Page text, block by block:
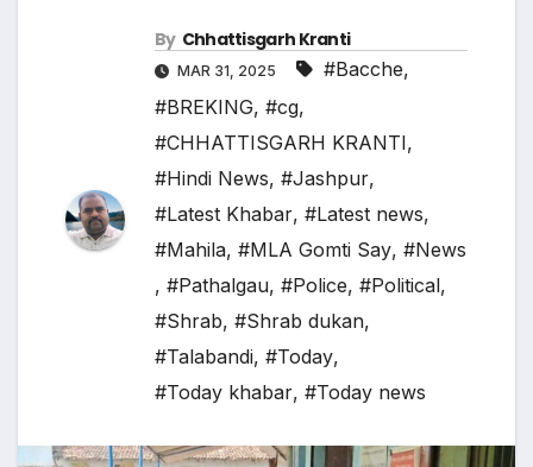
By Chhattisgarh Kranti
MAR 31, 2025 #Bacche,
#BREKING, #cg,
#CHHATTISGARH KRANTI,
#Hindi News, #Jashpur,
#Latest Khabar, #Latest news,
#Mahila, #MLA Gomti Say, #News
, #Pathalgau, #Police, #Political,
#Shrab, #Shrab dukan,
#Talabandi, #Today,
#Today khabar, #Today news